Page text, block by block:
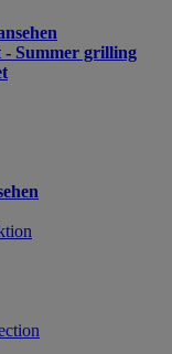
- Summer grilling